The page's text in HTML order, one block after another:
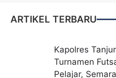
ARTIKEL TERBARU
Kapolres
Turnamen
Pelajar,